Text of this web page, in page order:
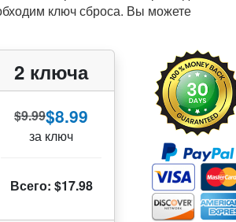
ключ сброса. Вы можете
2 ключа
$9.99$8.99
за ключ
Всего: $17.98